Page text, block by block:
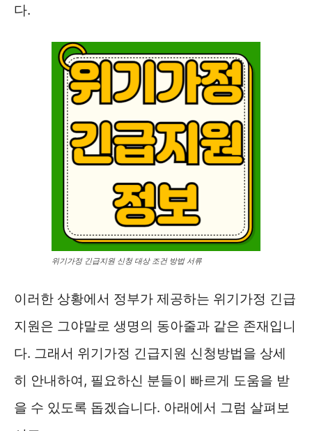
다.
위기가정 긴급지원 신청 대상 조건 방법 서류
이러한 상황에서 정부가 제공하는 위기가정 긴급
지원은 그야말로 생명의 동아줄과 같은 존재입니
다. 그래서 위기가정 긴급지원 신청방법을 상세
히 안내하여, 필요하신 분들이 빠르게 도움을 받
을 수 있도록 돕겠습니다. 아래에서 그럼 살펴보